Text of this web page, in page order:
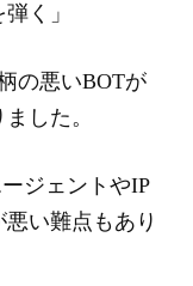
く」
の悪いBOTが
した。
ジェントやIP
い難点もあり